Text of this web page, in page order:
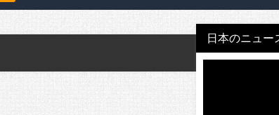
日本のニュー